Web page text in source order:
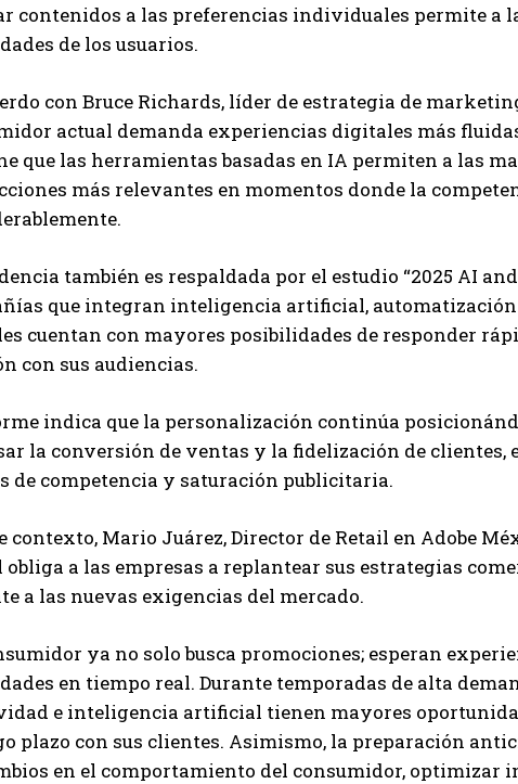
Nueva Prensa.
contenidos a las preferencias individuales permite a
de los usuarios.
con Bruce Richards, líder de estrategia de
actual demanda experiencias digitales más
que las herramientas basadas en IA permiten a las
más relevantes en momentos donde la
también es respaldada por el estudio “2025 AI
que integran inteligencia artificial,
cuentan con mayores posibilidades de responder
con sus audiencias.
indica que la personalización continúa
la conversión de ventas y la fidelización de
de competencia y saturación publicitaria.
contexto, Mario Juárez, Director de Retail en Adobe
a las empresas a replantear sus estrategias
a las nuevas exigencias del mercado.
ya no solo busca promociones; esperan
en tiempo real. Durante temporadas de alta
e inteligencia artificial tienen mayores
plazo con sus clientes. Asimismo, la preparación
en el comportamiento del consumidor,